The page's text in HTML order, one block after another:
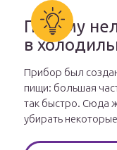
Почему
в
Прибор был
пищи: большая
так быстро. Сюда
убирать